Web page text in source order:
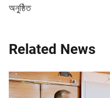
অনুষ্ঠিত
Related News